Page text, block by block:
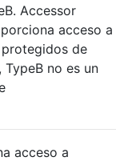
Accessor
acceso a
de
TypeB no es un
acceso a